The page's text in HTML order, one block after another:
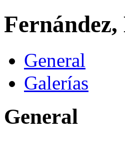
General
Galerías
General